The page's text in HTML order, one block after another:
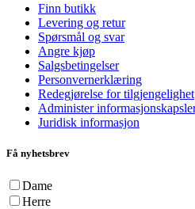
Finn butikk
Levering og retur
Spørsmål og svar
Angre kjøp
Salgsbetingelser
Personvernerklæring
Redegjørelse for tilgjengelighet
Administer
Juridisk informasjon
Få nyhetsbrev
Dame
Herre